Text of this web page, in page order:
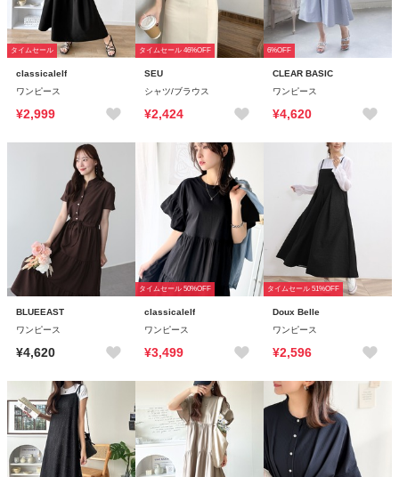
タイムセール
classicalelf
ワンピース
¥2,999
タイムセール 46%OFF
SEU
シャツ/ブラウス
¥2,424
6%OFF
CLEAR BASIC
ワンピース
¥4,620
BLUEEAST
ワンピース
¥4,620
タイムセール 50%OFF
classicalelf
ワンピース
¥3,499
タイムセール 51%OFF
Doux Belle
ワンピース
¥2,596